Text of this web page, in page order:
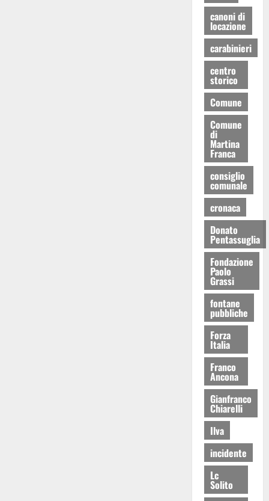
canoni di
locazione
carabinieri
centro
storico
Comune
Comune
di
Martina
Franca
consiglio
comunale
cronaca
Donato
Pentassuglia
Fondazione
Paolo
Grassi
fontane
pubbliche
Forza
Italia
Franco
Ancona
Gianfranco
Chiarelli
Ilva
incidente
Lc
Solito